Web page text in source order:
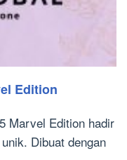
Edition
Marvel Edition hadir
Dibuat dengan